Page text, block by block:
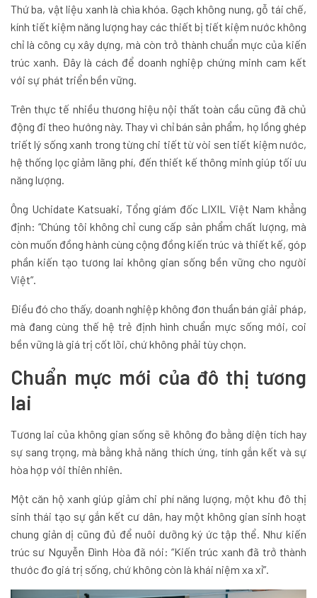
Thứ ba, vật liệu xanh là chìa khóa. Gạch không nung, gỗ tái chế,
kính tiết kiệm năng lượng hay các thiết bị tiết kiệm nước không
chỉ là công cụ xây dựng, mà còn trở thành chuẩn mực của kiến
trúc xanh. Đây là cách để doanh nghiệp chứng minh cam kết
với sự phát triển bền vững.
Trên thực tế nhiều thương hiệu nội thất toàn cầu cũng đã chủ
động đi theo hướng này. Thay vì chỉ bán sản phẩm, họ lồng ghép
triết lý sống xanh trong từng chi tiết từ vòi sen tiết kiệm nước,
hệ thống lọc giảm lãng phí, đến thiết kế thông minh giúp tối ưu
năng lượng.
Ông Uchidate Katsuaki, Tổng giám đốc LIXIL Việt Nam khẳng
định: “Chúng tôi không chỉ cung cấp sản phẩm chất lượng, mà
còn muốn đồng hành cùng cộng đồng kiến trúc và thiết kế, góp
phần kiến tạo tương lai không gian sống bền vững cho người
Việt”.
Điều đó cho thấy, doanh nghiệp không đơn thuần bán giải pháp,
mà đang cùng thế hệ trẻ định hình chuẩn mực sống mới, coi
bền vững là giá trị cốt lõi, chứ không phải tùy chọn.
Chuẩn mực mới của đô thị tương
lai
Tương lai của không gian sống sẽ không đo bằng diện tích hay
sự sang trọng, mà bằng khả năng thích ứng, tính gắn kết và sự
hòa hợp với thiên nhiên.
Một căn hộ xanh giúp giảm chi phí năng lượng, một khu đô thị
sinh thái tạo sự gắn kết cư dân, hay một không gian sinh hoạt
chung giản dị cũng đủ để nuôi dưỡng ký ức tập thể. Như kiến
trúc sư Nguyễn Đình Hòa đã nói: “Kiến trúc xanh đã trở thành
thước đo giá trị sống, chứ không còn là khái niệm xa xỉ”.